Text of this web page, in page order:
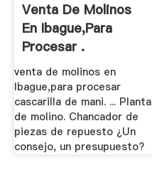
Venta De Molinos
En Ibague,para
Procesar .
venta de molinos en
Ibague,para procesar
cascarilla de mani. ... Planta
de molino. Chancador de
piezas de repuesto ¿Un
consejo, un presupuesto?